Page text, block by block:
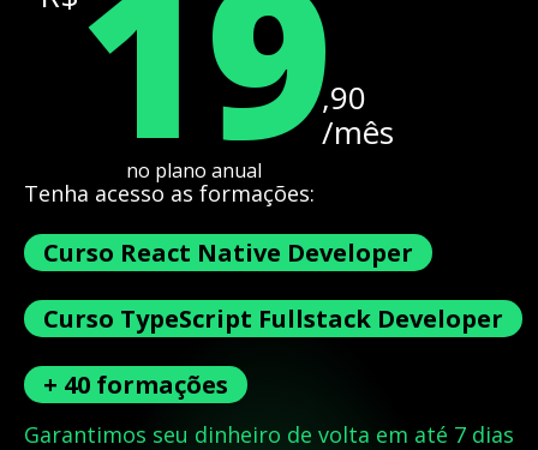
,90
/mês
no plano anual
Tenha acesso as formações:
Curso React Native Developer
Curso TypeScript Fullstack Developer
+ 40 formações
Garantimos seu dinheiro de volta em até 7 dias